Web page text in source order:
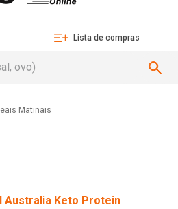
Lista de compras
Matinais
Australia Keto Protein